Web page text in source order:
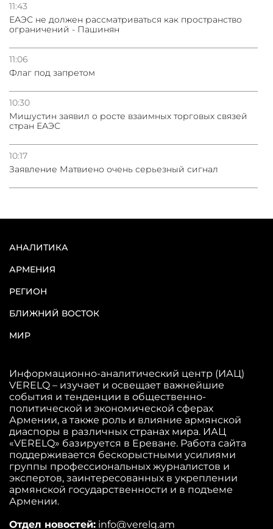
11:43
ЕАЭС не должен рассматриваться как пространство
ограничений - Пашинян
11:06
Флаг под запретом
10:30
Мишустин заявил о росте взаимных торговых связей
стран ЕАЭС
10:17
Заявление Матвиено очень серьезный сигнал
АНАЛИТИКА
АРМЕНИЯ
РЕГИОН
БЛИЖНИЙ ВОСТОК
МИР
Информационно-аналитический центр (ИАЦ)
VERELQ – изучает и освещает важнейшие
события и тенденции в общественно-
политической и экономической сферах
Армении, а также роль и влияние армянской
диаспоры в различных странах мира. ИАЦ
«VERELQ» базируется в Ереване. Работа сайта
поддерживается бескорыстными усилиями
группы профессиональных журналистов и
экспертов, заинтересованных в укреплении
армянской государственности и в подъеме
Армении.
Отдел новостей: info@verelq.am